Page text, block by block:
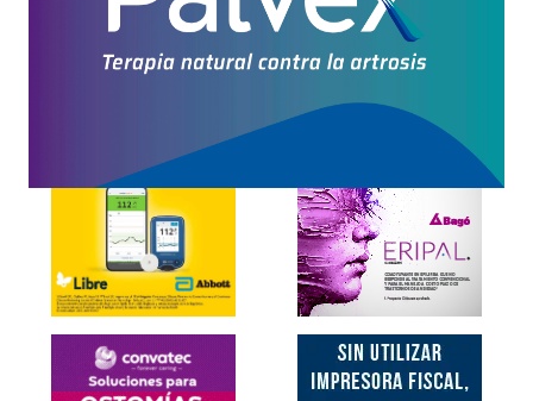
Otros productos de Bagó